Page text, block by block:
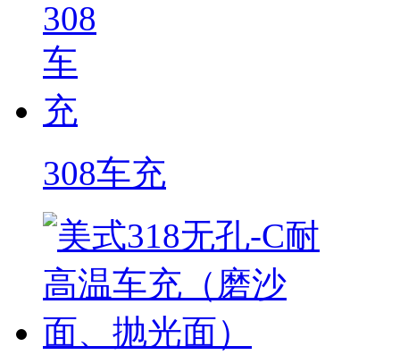
308车充